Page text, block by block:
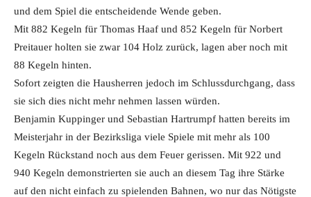
und dem Spiel die entscheidende Wende geben.
Mit 882 Kegeln für Thomas Haaf und 852 Kegeln für Norbert
Preitauer holten sie zwar 104 Holz zurück, lagen aber noch mit
88 Kegeln hinten.
Sofort zeigten die Hausherren jedoch im Schlussdurchgang, dass
sie sich dies nicht mehr nehmen lassen würden.
Benjamin Kuppinger und Sebastian Hartrumpf hatten bereits im
Meisterjahr in der Bezirksliga viele Spiele mit mehr als 100
Kegeln Rückstand noch aus dem Feuer gerissen. Mit 922 und
940 Kegeln demonstrierten sie auch an diesem Tag ihre Stärke
auf den nicht einfach zu spielenden Bahnen, wo nur das Nötigste